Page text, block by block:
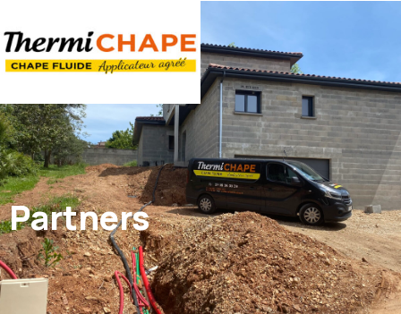
Partners